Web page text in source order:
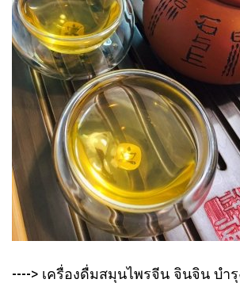
----> เครื่องดื่มสมุนไพรจีน จินจิน บำ